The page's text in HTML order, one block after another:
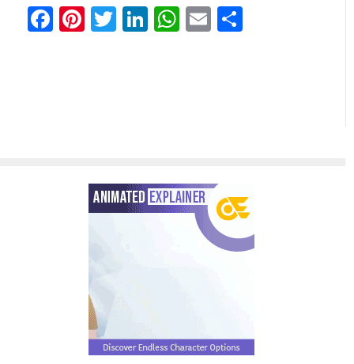
Facebook
Pinterest
Twitter
LinkedIn
WhatsApp
Email